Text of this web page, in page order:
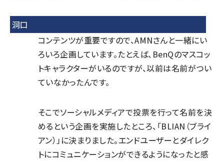
洞口
コンテンツが重要ですので、AMNさんと一緒にい
ろいろ企画しています。たとえば、BenQのマスコッ
トキャラクターがいるのですが、以前は名前がつい
ていなかったんです。
そこでソーシャルメディアで投票を行って名前を決
めるという企画を実施したところ、「BLIAN（ブライ
アン）」に決まりました。エンドユーザーとダイレク
トにコミュニケーションができるようになったと感